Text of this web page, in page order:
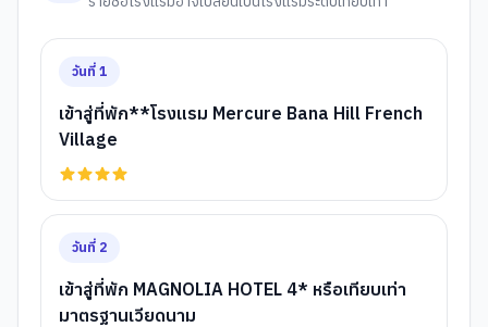
วันที่ 1
เข้าสู่ที่พัก**โรงแรม Mercure Bana Hill French
Village
วันที่ 2
เข้าสู่ที่พัก MAGNOLIA HOTEL 4* หรือเทียบเท่า
มาตรฐานเวียดนาม